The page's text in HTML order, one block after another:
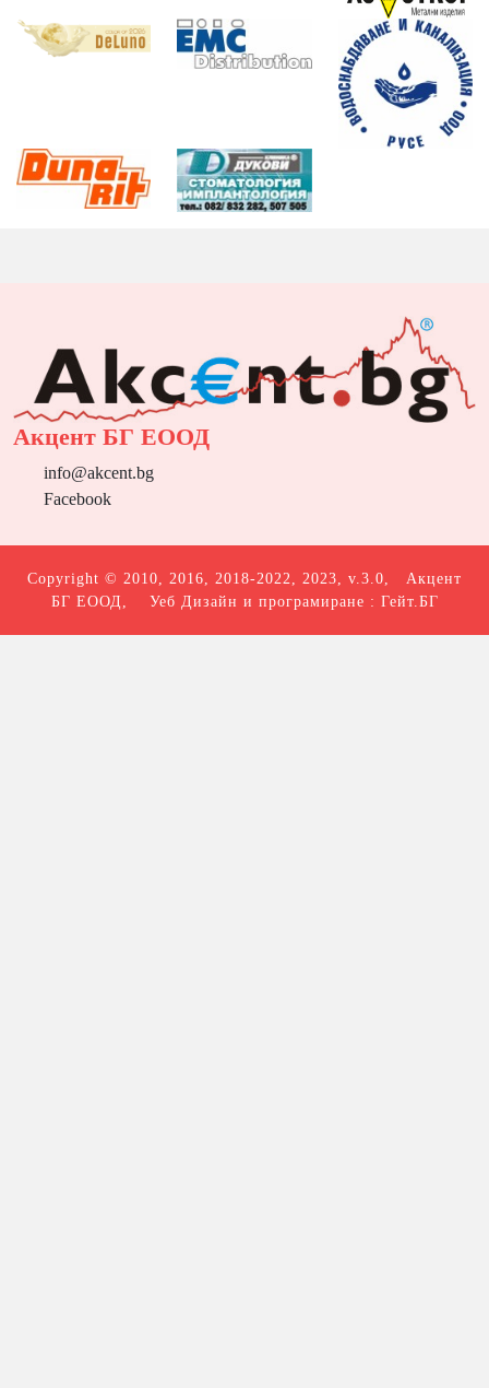
Акцент БГ ЕООД
info@akcent.bg
Facebook
Copyright © 2010, 2016, 2018-2022, 2023, v.3.0, Акцент
БГ ЕООД , Уеб Дизайн и програмиране : Гейт.БГ